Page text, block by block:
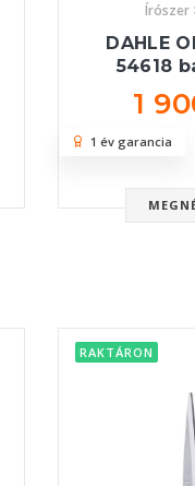
Írószer
DAHLE
54618
1
1 év garancia
RAKTÁRON